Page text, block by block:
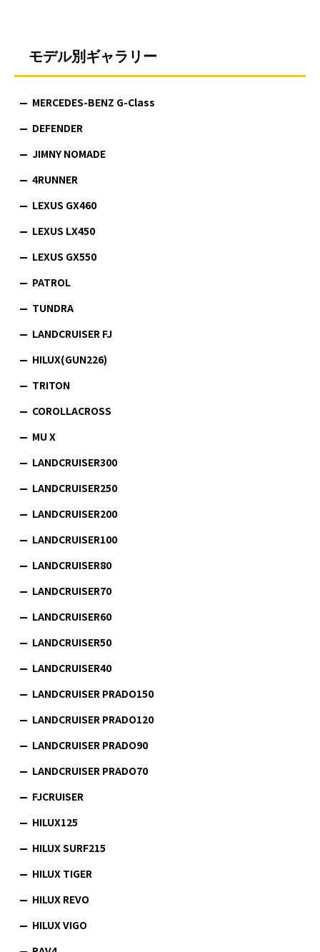
モデル別ギャラリー
MERCEDES-BENZ G-Class
DEFENDER
JIMNY NOMADE
4RUNNER
LEXUS GX460
LEXUS LX450
LEXUS GX550
PATROL
TUNDRA
LANDCRUISER FJ
HILUX(GUN226)
TRITON
COROLLACROSS
MU X
LANDCRUISER300
LANDCRUISER250
LANDCRUISER200
LANDCRUISER100
LANDCRUISER80
LANDCRUISER70
LANDCRUISER60
LANDCRUISER50
LANDCRUISER40
LANDCRUISER PRADO150
LANDCRUISER PRADO120
LANDCRUISER PRADO90
LANDCRUISER PRADO70
FJCRUISER
HILUX125
HILUX SURF215
HILUX TIGER
HILUX REVO
HILUX VIGO